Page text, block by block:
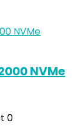
NVMe
0